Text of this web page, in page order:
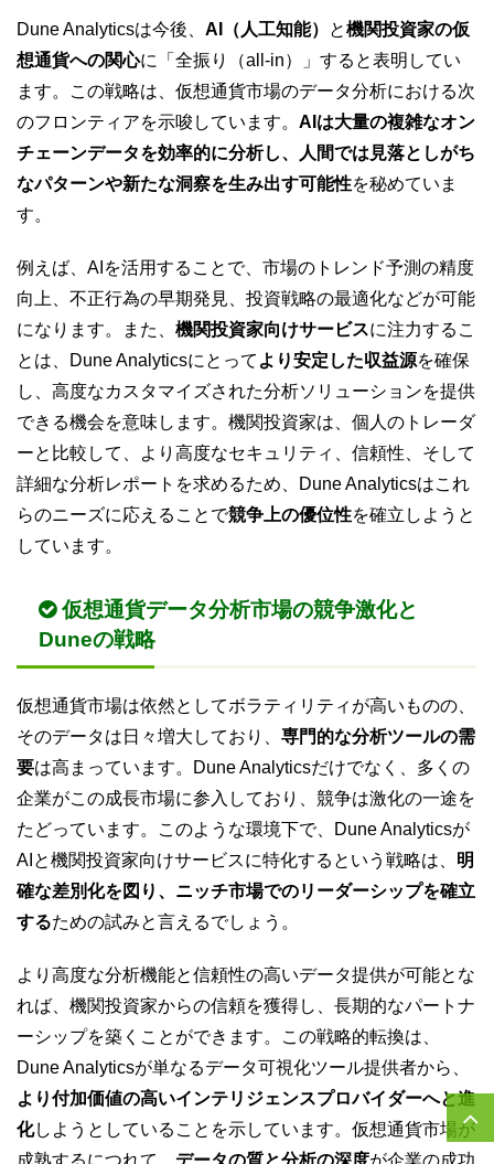
Dune Analyticsは今後、 AI（人工知能） と機関投資家の仮
想通貨への関心に「全振り（all-in）」すると表明してい
ます。この戦略は、仮想通貨市場のデータ分析における次
のフロンティアを示唆しています。 AIは大量の複雑なオン
チェーンデータを効率的に分析し、人間では見落としがち
なパターンや新たな洞察を生み出す可能性を秘めていま
す。
例えば、AIを活用することで、市場のトレンド予測の精度
向上、不正行為の早期発見、投資戦略の最適化などが可能
になります。また、 機関投資家向けサービスに注力するこ
とは、Dune Analyticsにとって より安定した収益源を確保
し、高度なカスタマイズされた分析ソリューションを提供
できる機会を意味します。機関投資家は、個人のトレーダ
ーと比較して、より高度なセキュリティ、信頼性、そして
詳細な分析レポートを求めるため、Dune Analyticsはこれ
らのニーズに応えることで競争上の優位性を確立しようと
しています。
仮想通貨データ分析市場の競争激化と
Duneの戦略
仮想通貨市場は依然としてボラティリティが高いものの、
そのデータは日々増大しており、 専門的な分析ツールの需
要は高まっています。Dune Analyticsだけでなく、多くの
企業がこの成長市場に参入しており、競争は激化の一途を
たどっています。このような環境下で、Dune Analyticsが
AIと機関投資家向けサービスに特化するという戦略は、 明
確な差別化を図り、ニッチ市場でのリーダーシップを確立
するための試みと言えるでしょう。
より高度な分析機能と信頼性の高いデータ提供が可能とな
れば、機関投資家からの信頼を獲得し、長期的なパートナ
ーシップを築くことができます。この戦略的転換は、
Dune Analyticsが単なるデータ可視化ツール提供者から、
より付加価値の高いインテリジェンスプロバイダーへと進
化しようとしていることを示しています。仮想通貨市場が
成熟するにつれて、 データの質と分析の深度が企業の成功